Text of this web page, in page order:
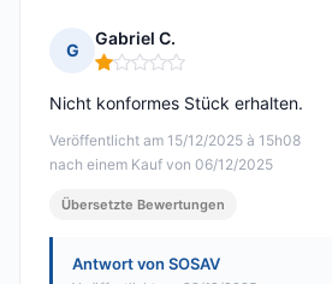
G
Gabriel C.
Hinweis: 1 von 5
Veröffentlicht am 15/12/2025 à 15h08
nach einem Kauf von 06/12/2025
Nicht konformes Stück erhalten.
Übersetzte Bewertungen
Antwort von SOSAV